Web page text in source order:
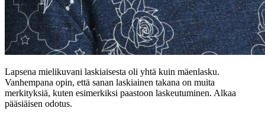
Lapsena mielikuvani laskiaisesta oli yhtä kuin mäenlasku.
Vanhempana opin, että sanan laskiainen takana on muita
merkityksiä, kuten esimerkiksi paastoon laskeutuminen. Alkaa
pääsiäisen odotus.